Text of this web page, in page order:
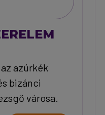
azúrkék
bizánci
városa.